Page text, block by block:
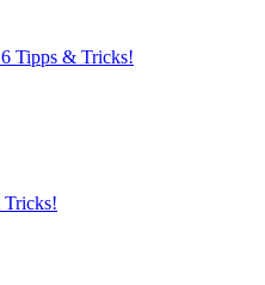
Tipps & Tricks!
Tricks!